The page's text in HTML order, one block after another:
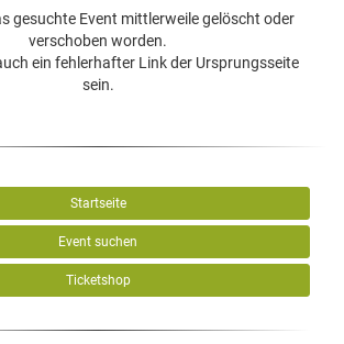
gesuchte Event mittlerweile gelöscht oder
verschoben worden.
ein fehlerhafter Link der Ursprungsseite
sein.
Startseite
Event suchen
Ticketshop